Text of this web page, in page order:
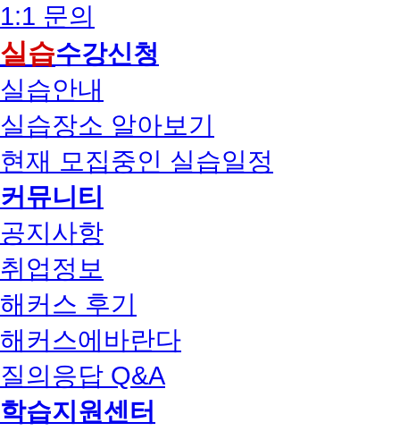
1:1 문의
실습수강신청
실습안내
실습장소 알아보기
현재 모집중인 실습일정
커뮤니티
공지사항
취업정보
해커스 후기
해커스에바란다
질의응답 Q&A
학습지원센터